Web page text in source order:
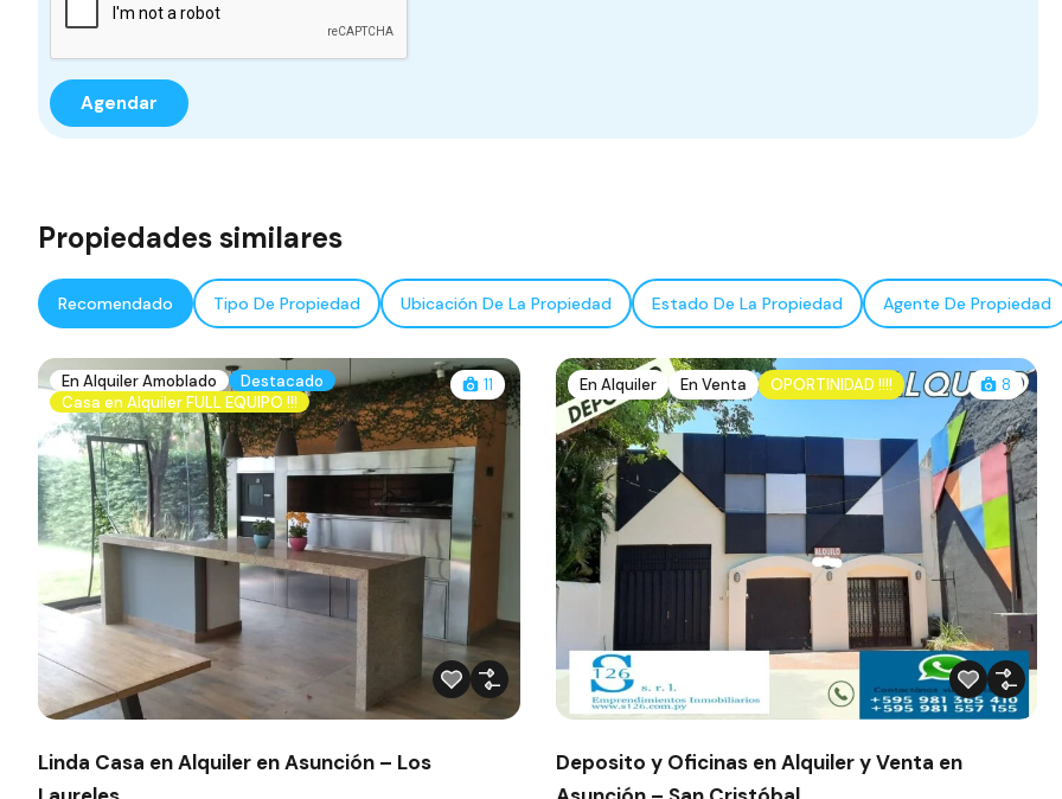
Propiedades similares
Recomendado Tipo De Propiedad Ubicación De La Propiedad Estado De La Propiedad Agente De Propiedad
En Alquiler Amoblado
Destacado
Casa en Alquiler FULL EQUIPO !!!
11
Linda Casa en Alquiler en Asunción – Los
En Alquiler En Venta OPORTINIDAD !!!! 8
Deposito y Oficinas en Alquiler y Venta en